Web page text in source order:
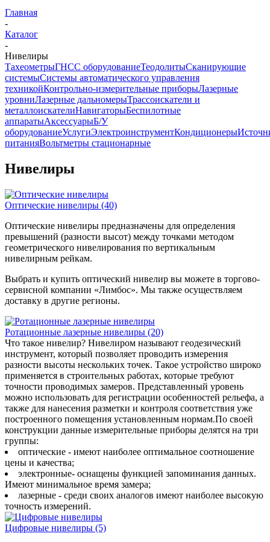
Главная
-
Каталог
-
Нивелиры
ТахеометрыГНСС оборудованиеТеодолитыСканирующие
системыСистемы автоматического управления
техникойКонтрольно-измерительные приборыЛазерные
уровниЛазерные дальномерыТрассоискатели и
металлоискателиНавигаторыБеспилотные
аппаратыАксессуарыБ/У
оборудованиеУслугиЭлектроинструментКондиционеры
питанияВольтметры стационарные
Нивелиры
Оптические нивелиры (40)
Оптические нивелиры предназначены для определения
превышений (разности высот) между точками методом
геометрического нивелирования по вертикальным
нивелирным рейкам.
Выбрать и купить оптический нивелир вы можете в торгово-
сервисной компании «Лимбос». Мы также осуществляем
доставку в другие регионы.
Ротационные лазерные нивелиры (20)
Что такое нивелир? Нивелиром называют геодезический
инструмент, который позволяет проводить измерения
разности высоты нескольких точек. Такое устройство широко
применяется в строительных работах, которые требуют
точности проводимых замеров. Представленный уровень
можно использовать для регистрации особенностей рельефа, а
также для нанесения разметки и контроля соответствия уже
построенного помещения установленным нормам.По своей
конструкции данные измерительные приборы делятся на три
группы:
оптические - имеют наиболее оптимальное соотношение
цены и качества;
электронные- оснащены функцией запоминания данных.
Имеют минимальное время замера;
лазерные - среди своих аналогов имеют наиболее высокую
точность измерений.
Цифровые нивелиры (5)